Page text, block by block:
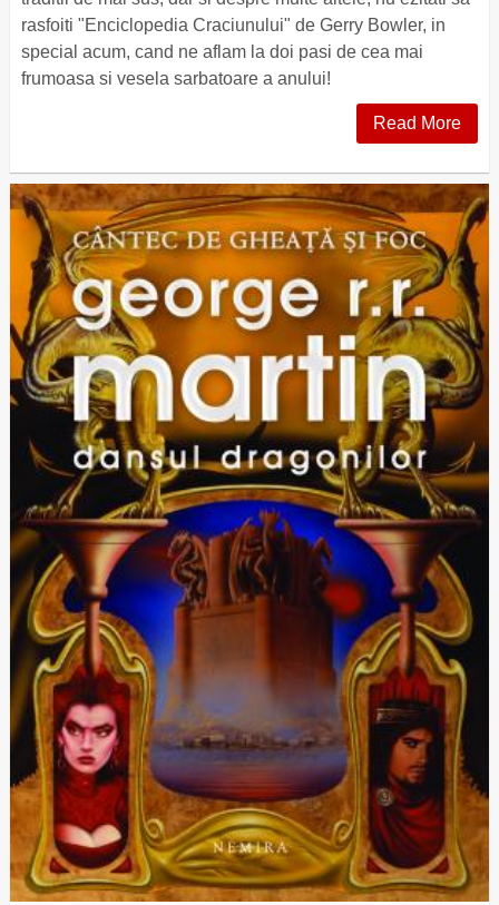
rasfoiti "Enciclopedia Craciunului" de Gerry Bowler, in
special acum, cand ne aflam la doi pasi de cea mai
frumoasa si vesela sarbatoare a anului!
Read More